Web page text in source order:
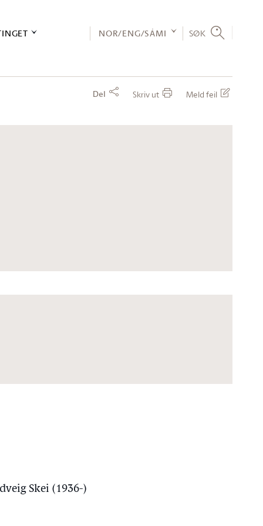
NOR/ENG/SÁMI SØK
Del Skriv ut Meld feil
Skei (1936-)